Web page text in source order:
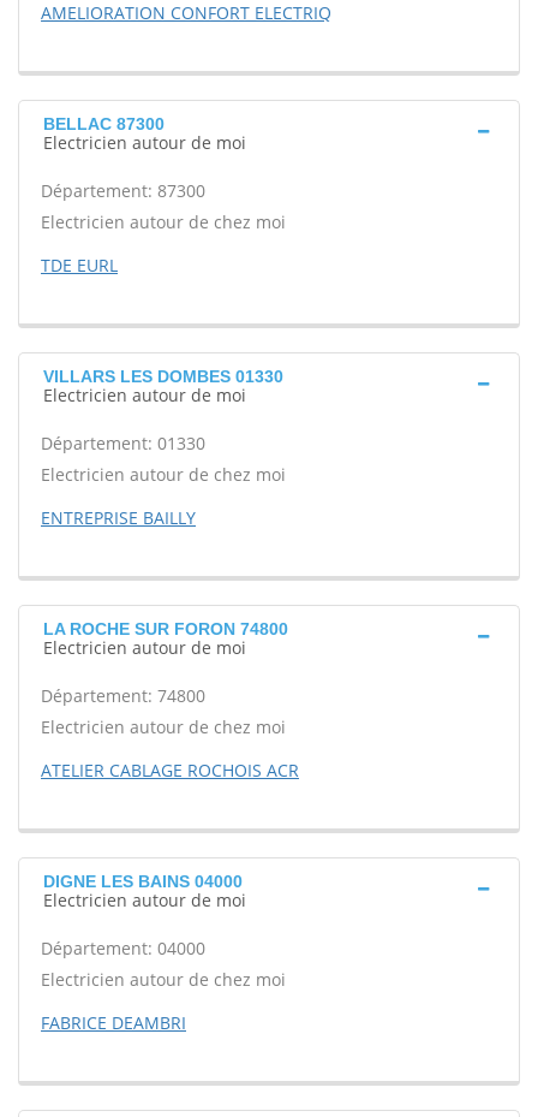
AMELIORATION CONFORT ELECTRIQ
BELLAC 87300
Electricien autour de moi
Département: 87300
Electricien autour de chez moi
TDE EURL
VILLARS LES DOMBES 01330
Electricien autour de moi
Département: 01330
Electricien autour de chez moi
ENTREPRISE BAILLY
LA ROCHE SUR FORON 74800
Electricien autour de moi
Département: 74800
Electricien autour de chez moi
ATELIER CABLAGE ROCHOIS ACR
DIGNE LES BAINS 04000
Electricien autour de moi
Département: 04000
Electricien autour de chez moi
FABRICE DEAMBRI